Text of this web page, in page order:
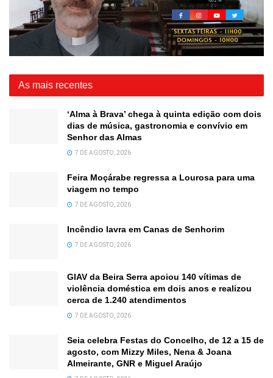
As mais recentes
‘Alma à Brava’ chega à quinta edição com dois
dias de música, gastronomia e convívio em
Senhor das Almas
7 DE AGOSTO, 2026
Feira Moçárabe regressa a Lourosa para uma
viagem no tempo
7 DE AGOSTO, 2026
Incêndio lavra em Canas de Senhorim
7 DE AGOSTO, 2026
GIAV da Beira Serra apoiou 140 vítimas de
violência doméstica em dois anos e realizou
cerca de 1.240 atendimentos
7 DE AGOSTO, 2026
Seia celebra Festas do Concelho, de 12 a 15 de
agosto, com Mizzy Miles, Nena & Joana
Almeirante, GNR e Miguel Araújo